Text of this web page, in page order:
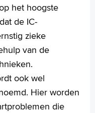
het hoogste
de IC-
zieke
van de
ook wel
Hier worden
die